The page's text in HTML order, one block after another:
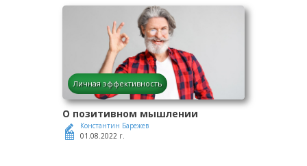
Личная эффективность
О позитивном мышлении
Константин Барежев
01.08.2022 г.